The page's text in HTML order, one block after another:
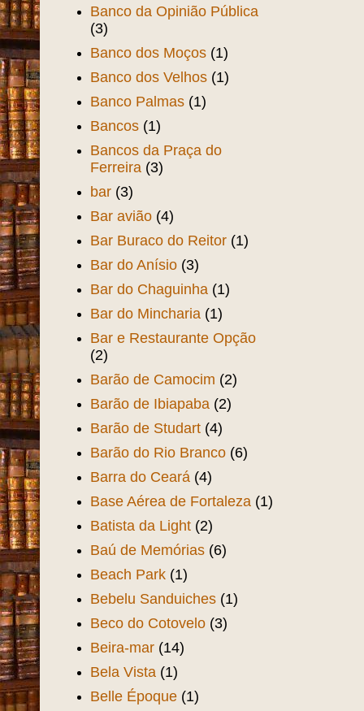
Banco da Opinião Pública
(3)
Banco dos Moços (1)
Banco dos Velhos (1)
Banco Palmas (1)
Bancos (1)
Bancos da Praça do
Ferreira (3)
bar (3)
Bar avião (4)
Bar Buraco do Reitor (1)
Bar do Anísio (3)
Bar do Chaguinha (1)
Bar do Mincharia (1)
Bar e Restaurante Opção
(2)
Barão de Camocim (2)
Barão de Ibiapaba (2)
Barão de Studart (4)
Barão do Rio Branco (6)
Barra do Ceará (4)
Base Aérea de Fortaleza (1)
Batista da Light (2)
Baú de Memórias (6)
Beach Park (1)
Bebelu Sanduiches (1)
Beco do Cotovelo (3)
Beira-mar (14)
Bela Vista (1)
Belle Époque (1)